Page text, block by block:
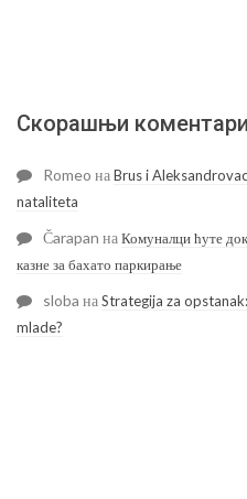
Скорашњи коментари
Romeo наBrus i
nataliteta
Čarapan наКомуналци ћуте
казне за бахато паркирање
sloba наStrategija za
mlade?